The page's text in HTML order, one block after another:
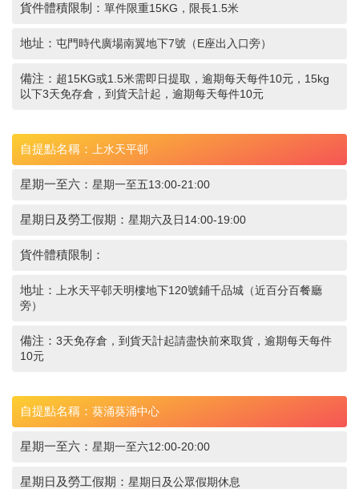
貨件體積限制： 單件限重15KG，限長1.5米
地址： 屯門時代廣場南翼地下7號（E座出入口旁）
備注： 超15KG或1.5米需即日提取，逾期每天每件10元，15kg
以下3天免存倉，到貨天計起，逾期每天每件10元
自提點名稱： 上水天平邨
星期一至六： 星期一至五13:00-21:00
星期日及勞工假期： 星期六及日14:00-19:00
貨件體積限制：
地址：
上水天平邨天明樓地下120號鋪千品城（近百分百餐廳
旁）
備注： 3天免存倉，到貨天計起請盡快前來取貨，逾期每天每件
10元
自提點名稱： 葵涌葵涌中心
星期一至六： 星期一至六12:00-20:00
星期日及勞工假期： 星期日及公眾假期休息